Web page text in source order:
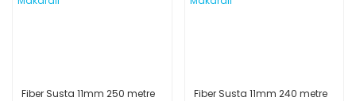
Fiber Susta 11mm 250 metre
Fiber Susta 11mm 240 metre